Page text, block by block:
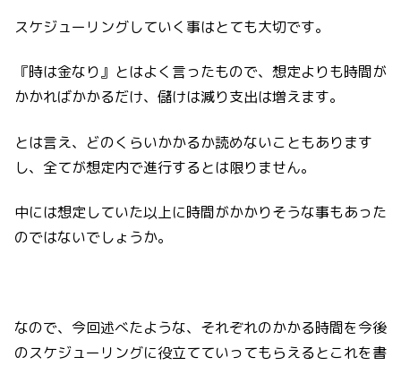
スケジューリングしていく事はとても大切です。
『時は金なり』とはよく言ったもので、想定よりも時間が
かかればかかるだけ、儲けは減り支出は増えます。
とは言え、どのくらいかかるか読めないこともあります
し、全てが想定内で進行するとは限りません。
中には想定していた以上に時間がかかりそうな事もあった
のではないでしょうか。
なので、今回述べたような、それぞれのかかる時間を今後
のスケジューリングに役立てていってもらえるとこれを書